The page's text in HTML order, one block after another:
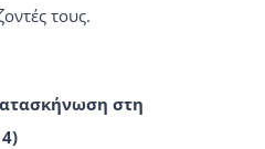
τους.
στη